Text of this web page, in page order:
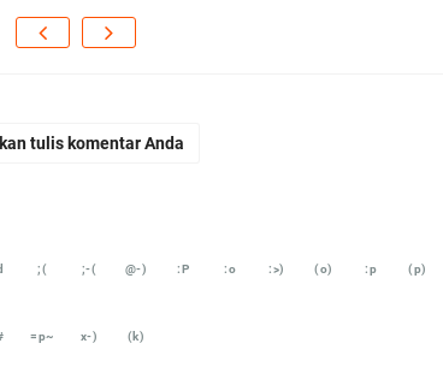
tulis komentar Anda
;( ;-( @-) :P :o :>) (o) :p (p)
=p~ x-) (k)